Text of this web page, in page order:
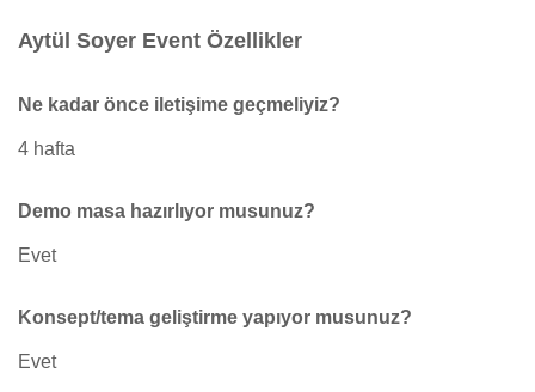
Aytül Soyer Event Özellikler
Ne kadar önce iletişime geçmeliyiz?
4 hafta
Demo masa hazırlıyor musunuz?
Evet
Konsept/tema geliştirme yapıyor musunuz?
Evet